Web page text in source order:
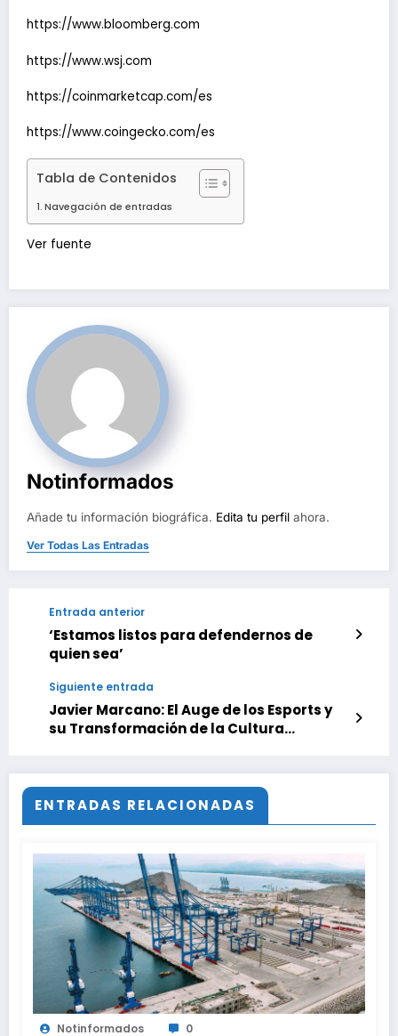
https://www.bloomberg.com
https://www.wsj.com
https://coinmarketcap.com/es
https://www.coingecko.com/es
Tabla de Contenidos
Navegación de entradas
Navegación
entradas
Ver fuente
Notinformados
Añade tu información biográfica. Edita tu perfil ahora.
Ver Todas Las Entradas
Entrada anterior
‘Estamos listos para defendernos de
quien sea’
Siguiente entrada
Javier Marcano: El Auge de los Esports y
su Transformación de la Cultura
ENTRADAS RELACIONADAS
Notinformados 0